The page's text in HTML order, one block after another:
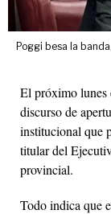
Poggi besa la
El próximo lunes
discurso de
institucional que
titular del
provincial.
Todo indica que